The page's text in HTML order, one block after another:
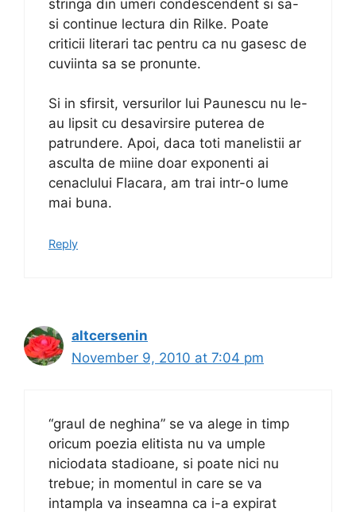
stringa din umeri condescendent si sa-
si continue lectura din Rilke. Poate
criticii literari tac pentru ca nu gasesc de
cuviinta sa se pronunte.
Si in sfirsit, versurilor lui Paunescu nu le-
au lipsit cu desavirsire puterea de
patrundere. Apoi, daca toti manelistii ar
asculta de miine doar exponenti ai
cenaclului Flacara, am trai intr-o lume
mai buna.
Reply
altcersenin
November 9, 2010 at 7:04 pm
“graul de neghina” se va alege in timp
oricum poezia elitista nu va umple
niciodata stadioane, si poate nici nu
trebue; in momentul in care se va
intampla va inseamna ca i-a expirat